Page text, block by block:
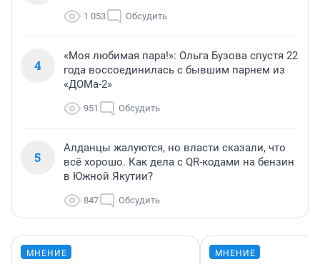
1 053 Обсудить
4
«Моя любимая пара!»: Ольга Бузова спустя 22
года воссоединилась с бывшим парнем из
«ДОМа-2»
951 Обсудить
5
Алданцы жалуются, но власти сказали, что
всё хорошо. Как дела с QR-кодами на бензин
в Южной Якутии?
847 Обсудить
МНЕНИЕ МНЕНИЕ